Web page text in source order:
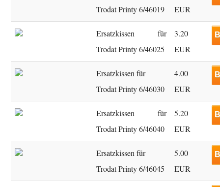
Trodat Printy 6/46019
EUR
Ersatzkissen für
Trodat Printy 6/46025
3.20
EUR
Ersatzkissen für
Trodat Printy 6/46030
4.00
EUR
Ersatzkissen für
Trodat Printy 6/46040
5.20
EUR
Ersatzkissen für
Trodat Printy 6/46045
5.00
EUR